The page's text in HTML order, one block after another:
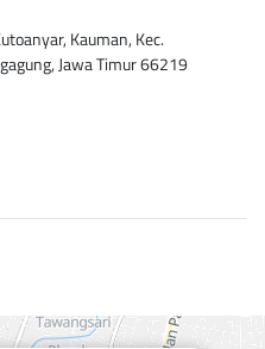
Kauman, Kec.
Jawa Timur 66219